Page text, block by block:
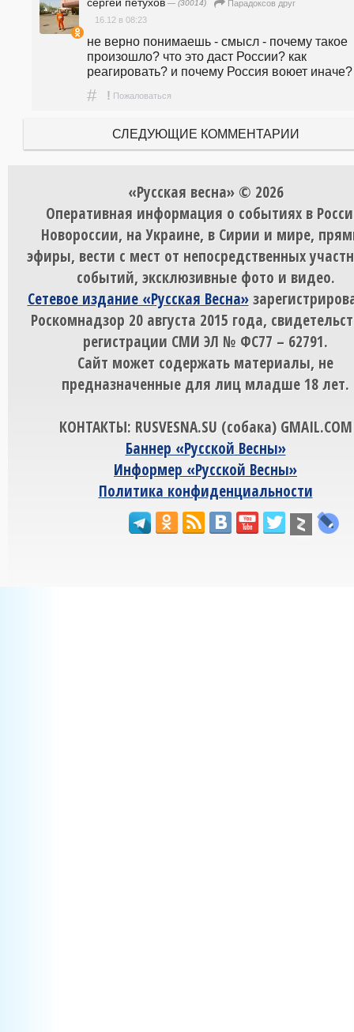
— (30014)
Парадоксов друг
16.12 в 08:23
не верно понимаешь - смысл - почему такое
произошло? что это даст России? как
реагировать? и почему Россия воюет иначе?
# ! Пожаловаться
СЛЕДУЮЩИЕ КОММЕНТАРИИ
«Русская весна» © 2026
Оперативная информация о событиях в
Новороссии, на Украине, в Сирии и мире,
эфиры, вести с мест от непосредственных
событий, эксклюзивные фото и видео.
Сетевое издание «Русская Весна»
Роскомнадзор 20 августа 2015 года,
регистрации СМИ ЭЛ № ФС77 – 62791.
Сайт может содержать материалы, не
предназначенные для лиц младше 18 лет.
КОНТАКТЫ: RUSVESNA.SU (собака) GMAIL.COM
Баннер «Русской Весны»
Информер «Русской Весны»
Политика конфиденциальности